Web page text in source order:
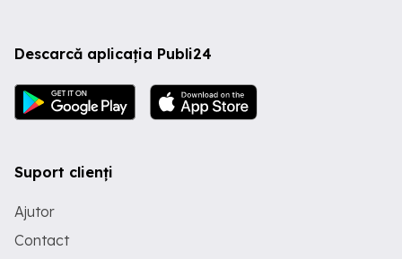
Descarcă aplicația Publi24
Suport clienți
Ajutor
Contact